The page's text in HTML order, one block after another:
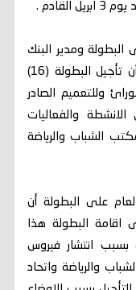
.
ومدير البنك
الاهلي اليمني الدكتور أحمد بن سنكر أن تأجيل البطولة (16)
وللتعميم الصادر
والفعاليات
الشباب والرياضة
على البطولة أن
اقامة البطولة هذا
بسبب انتشار فيروس
والرياضة واتحاد